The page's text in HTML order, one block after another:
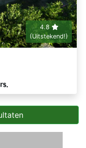
4.8
(Uitstekend!)